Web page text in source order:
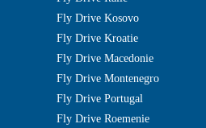
Fly Drive Kosovo
Fly Drive Kroatie
Fly Drive Macedonie
Fly Drive Montenegro
Fly Drive Portugal
Fly Drive Roemenie